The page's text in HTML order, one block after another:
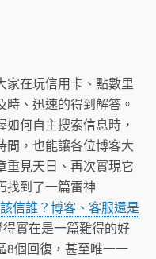
家在玩信用卡、點數里
、迅速的得到解答。
何自主搜索信息時，
間，也能讓各位博客大
重見天日、再次實現它
找到了一篇雷神
信誰？博客、客服還是
實在是一篇難得的好
8個回復，甚至唯一一